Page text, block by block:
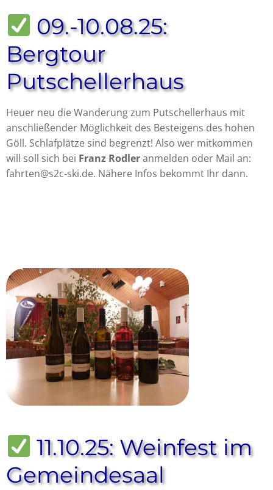
09.-10.08.25:
Bergtour
Putschellerhaus
Heuer neu die Wanderung zum Putschellerhaus mit
anschließender Möglichkeit des Besteigens des hohen
Göll. Schlafplätze sind begrenzt! Also wer mitkommen
will soll sich bei Franz Rodleranmelden oder Mail an:
fahrten@s2c-ski.de. Nähere Infos bekommt Ihr dann.
11.10.25: Weinfest im
Gemeindesaal